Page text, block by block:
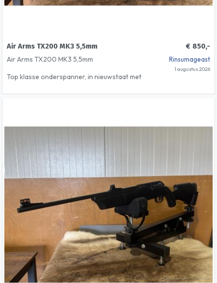
€ 850,-
Air Arms TX200 MK3 5,5mm
Rinsumageast
1 augustus 2026
Air Arms TX200 MK3 5,5mm
Top klasse onderspanner, in nieuwstaat met
Ophalen is ook mogelijk, inruil bespreekbaar.
Zie ook mijn andere advertenties voor
luchtbuksen en schietsport.
Met vriendelijke groet, Peter